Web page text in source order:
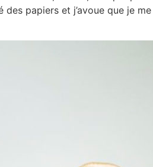
papiers et j’avoue que je